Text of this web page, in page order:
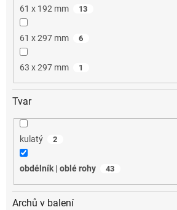
61 x 192 mm 13
61 x 297 mm 6
63 x 297 mm 1
Tvar
kulatý 2
obdélník | oblé rohy 43
Archů v balení